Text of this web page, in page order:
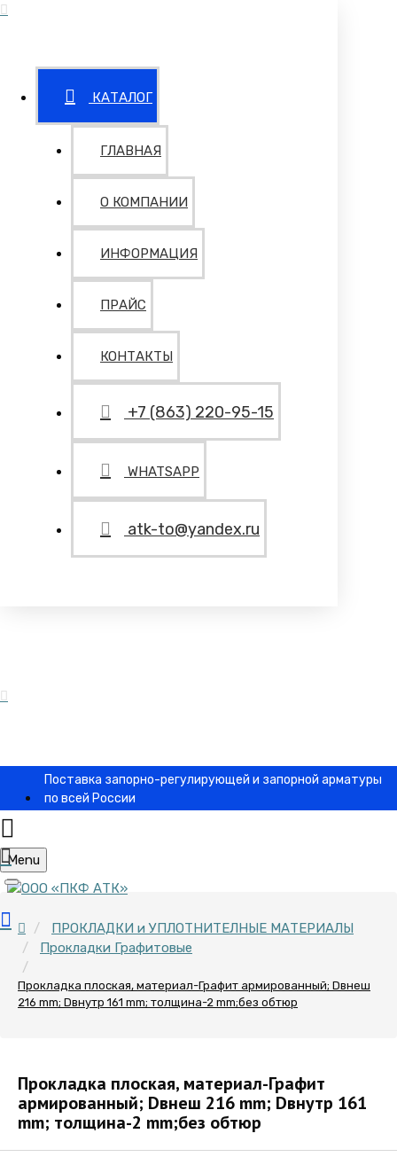
КАТАЛОГ
ГЛАВНАЯ
О КОМПАНИИ
ИНФОРМАЦИЯ
ПРАЙС
КОНТАКТЫ
+7 (863) 220-95-15
WHATSAPP
atk-to@yandex.ru
Поставка запорно-регулирующей и запорной арматуры
по всей России
Menu
ПРОКЛАДКИ и УПЛОТНИТЕЛНЫЕ МАТЕРИАЛЫ
Прокладки Графитовые
Прокладка плоская, материал-Графит армированный; Dвнеш
216 mm; Dвнутр 161 mm; толщина-2 mm;без обтюр
Прокладка плоская, материал-Графит
армированный; Dвнеш 216 mm; Dвнутр 161
mm; толщина-2 mm;без обтюр